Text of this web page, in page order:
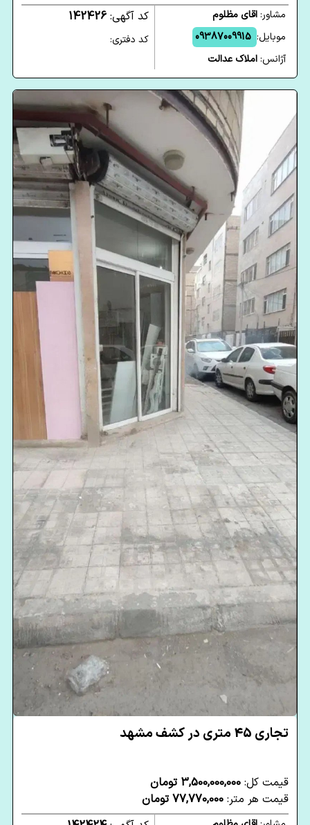
مشاور:اقای مظلوم
موبایل: 09387009915
آژانس:املاک عدالت
کد آگهی: 142426
کد دفتری:
تجاری 45 متری در کشف مشهد
قیمت کل: 3,500,000,000 تومان
قیمت هر متر: 77,770,000 تومان